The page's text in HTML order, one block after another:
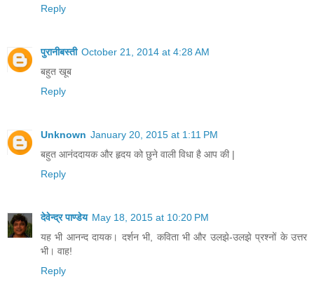
Reply
पुरानीबस्ती October 21, 2014 at 4:28 AM
बहुत खूब
Reply
Unknown January 20, 2015 at 1:11 PM
बहुत आनंददायक और हृदय को छुने वाली विधा है आप की |
Reply
देवेन्द्र पाण्डेय May 18, 2015 at 10:20 PM
यह भी आनन्द दायक। दर्शन भी, कविता भी और उलझे-उलझे प्रश्नों के उत्तर
भी। वाह!
Reply